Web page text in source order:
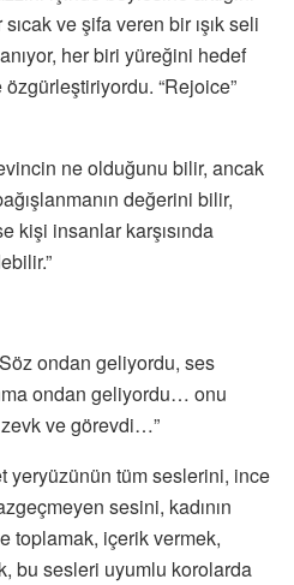
ve şifa veren bir ışık seli
her biri yüreğini hedef
“Rejoice”
ne olduğunu bilir, ancak
değerini bilir,
kişi insanlar karşısında
ondan geliyordu, ses
ondan geliyordu… onu
ve görevdi…”
yeryüzünün tüm seslerini, ince
sesini, kadının
toplamak, içerik vermek,
bu sesleri uyumlu korolarda